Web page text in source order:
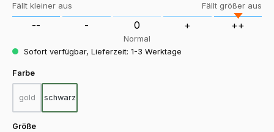
Fällt kleiner aus Fällt größer aus
-- - 0 + ++
Normal
Sofort verfügbar, Lieferzeit: 1-3 Werktage
Farbeauswählen
gold
(Diese Option ist zurzeit nicht verfügbar.)
schwarz
Größeauswählen